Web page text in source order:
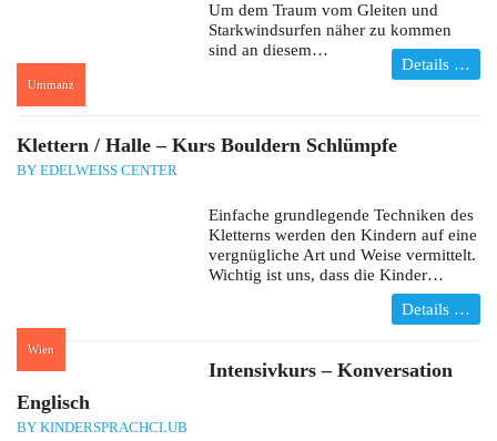
Ummanz
Um dem Traum vom Gleiten und
Starkwindsurfen näher zu kommen
sind an diesem…
Details …
Klettern / Halle – Kurs Bouldern Schlümpfe
BY EDELWEISS CENTER
Wien
Einfache grundlegende Techniken des
Kletterns werden den Kindern auf eine
vergnügliche Art und Weise vermittelt.
Wichtig ist uns, dass die Kinder…
Details …
Intensivkurs – Konversation
Englisch
BY KINDERSPRACHCLUB